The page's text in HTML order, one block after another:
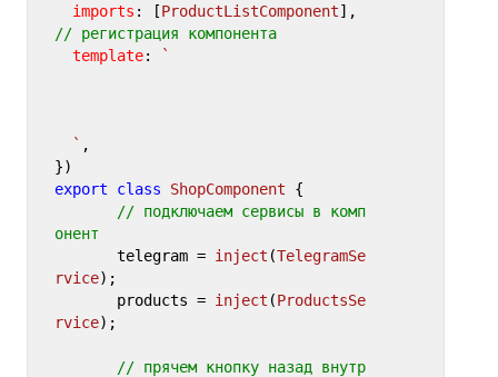
imports : [ProductListComponent
// регистрация компонента
template: `
  `
,
export
class ShopComponent {
// подключаем сервисы в комп
онент
       telegram =
inject (TelegramSe
rvice);
       products =
inject (ProductsSe
rvice);
// прячем кнопку назад внутр